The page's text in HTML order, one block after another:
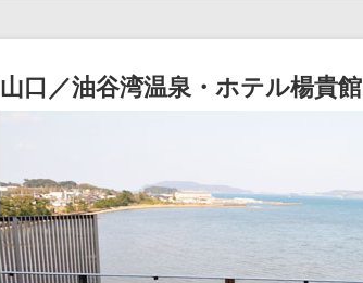
山口／油谷湾温泉・ホテル楊貴館